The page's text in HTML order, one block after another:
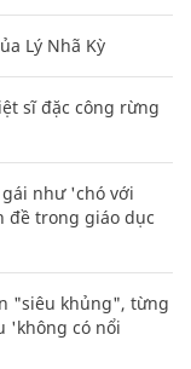
Lý Nhã Kỳ
sĩ đặc công rừng
như 'chó với
đề trong giáo dục
"siêu khủng", từng
'không có nổi